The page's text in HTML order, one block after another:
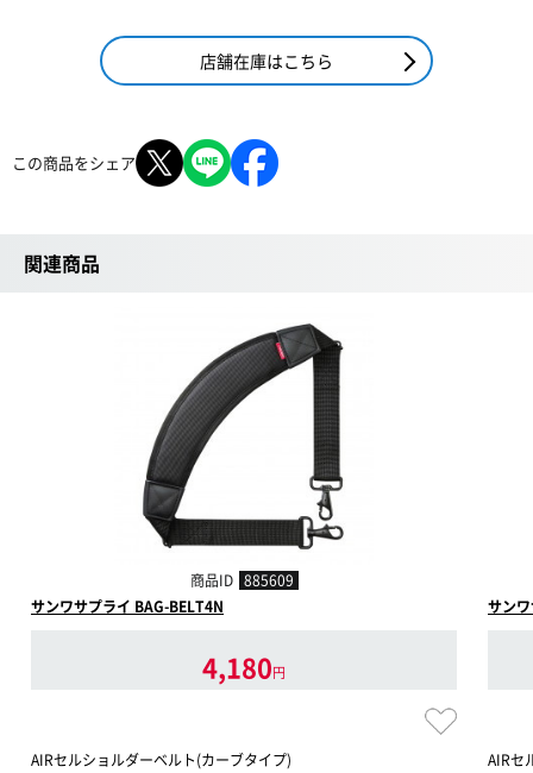
店舗在庫はこちら
この商品をシェア
関連商品
商品ID 885609
サンワサプライ BAG-BELT4N
4,180円
AIRセルショルダーベルト(カーブタイプ)
サン
AIRセ